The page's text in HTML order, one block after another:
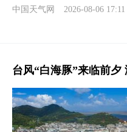
中国天气网 2026-08-06 17:11
台风“白海豚”来临前